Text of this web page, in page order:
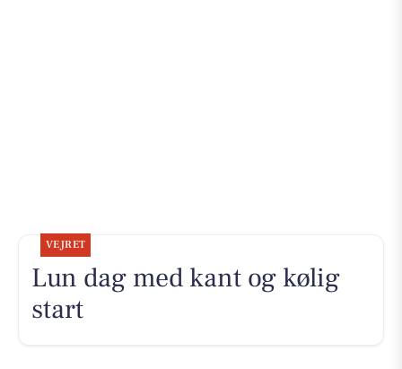
VEJRET
Lun dag med kant og kølig
start